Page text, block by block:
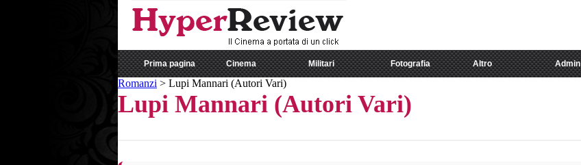
Prima pagina Cinema Militari Fotografia Altro Admin
Romanzi > Lupi Mannari (Autori Vari)
Lupi Mannari (Autori Vari)